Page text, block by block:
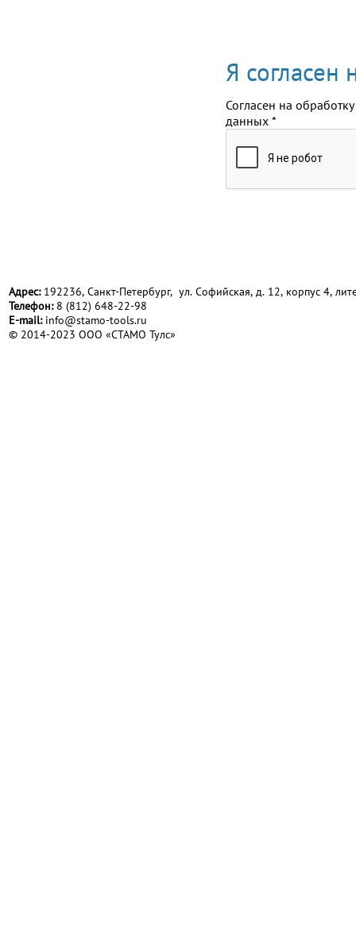
Я согласен
Согласен на обработку
данных *
Адрес:192236, Санкт-Петербург, ул. Софийская, д. 12, корпус 4,
Телефон:8 (812) 648-22-98
Е-mail: info@stamo-tools.ru
© 2014-2023 ООО «СТАМО Тулс»